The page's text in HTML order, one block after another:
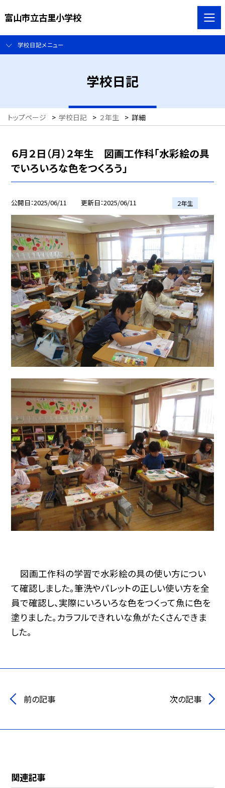
富山市立古里小学校
学校日記メニュー
学校日記
トップページ > 学校日記 > ２年生 > 詳細
６月２日（月）２年生 図画工作科「水彩絵の具
でいろいろな色をつくろう」
公開日 2025/06/11 更新日 2025/06/11 ２年生
図画工作科の学習で水彩絵の具の使い方につい
て確認しました。筆洗やパレットの正しい使い方を全
員で確認し、実際にいろいろな色をつくって魚に色を
塗りました。カラフルできれいな魚がたくさんできま
した。
前の記事 次の記事
関連記事